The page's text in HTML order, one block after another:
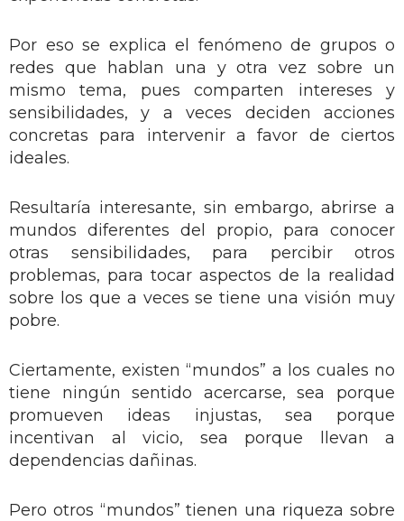
Por eso se explica el fenómeno de grupos o
redes que hablan una y otra vez sobre un
mismo tema, pues comparten intereses y
sensibilidades, y a veces deciden acciones
concretas para intervenir a favor de ciertos
ideales.
Resultaría interesante, sin embargo, abrirse a
mundos diferentes del propio, para conocer
otras sensibilidades, para percibir otros
problemas, para tocar aspectos de la realidad
sobre los que a veces se tiene una visión muy
pobre.
Ciertamente, existen “mundos” a los cuales no
tiene ningún sentido acercarse, sea porque
promueven ideas injustas, sea porque
incentivan al vicio, sea porque llevan a
dependencias dañinas.
Pero otros “mundos” tienen una riqueza sobre